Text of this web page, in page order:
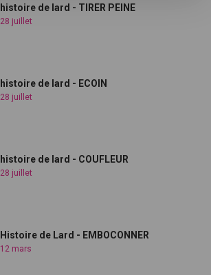
histoire de lard - TIRER PEINE
28 juillet
histoire de lard - ECOIN
28 juillet
histoire de lard - COUFLEUR
28 juillet
Histoire de Lard - EMBOCONNER
12 mars